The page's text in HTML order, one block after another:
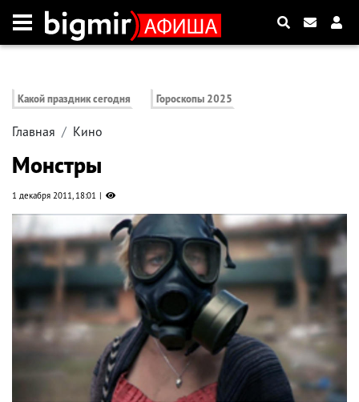
Какой праздник сегодня Гороскопы 2025
Главная Кино
Монстры
1 декабря 2011, 18:01